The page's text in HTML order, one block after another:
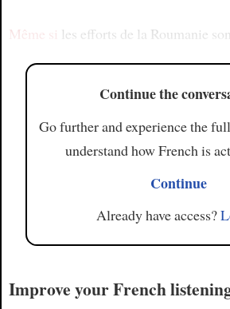
Même si les efforts de la Roumanie
Continue the
Go further and experience the
understand how French is
Continue
Already have access?
Improve your French